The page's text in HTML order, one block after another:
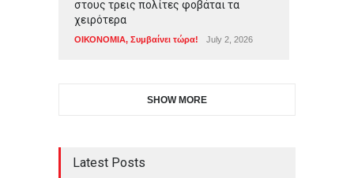
στους τρεις πολίτες φοβάται τα
χειρότερα
ΟΙΚΟΝΟΜΙΑ, Συμβαίνει τώρα! July 2, 2026
SHOW MORE
Latest Posts